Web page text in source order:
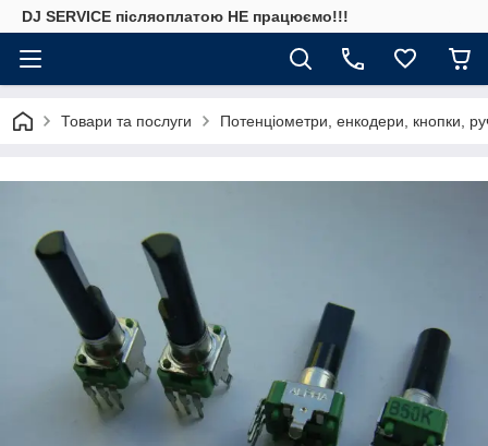
DJ SERVICE пiсляоплатою НЕ працюємо!!!
Товари та послуги Потенціометри, енкодери, кнопки,